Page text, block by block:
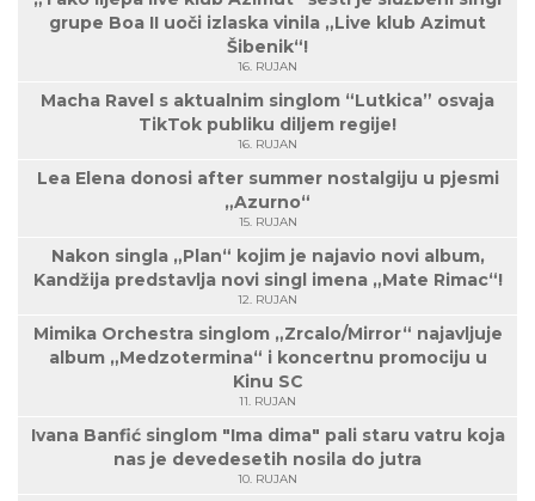
grupe Boa II uoči izlaska vinila „Live klub Azimut
Šibenik“!
16. RUJAN
Macha Ravel s aktualnim singlom “Lutkica” osvaja
TikTok publiku diljem regije!
16. RUJAN
Lea Elena donosi after summer nostalgiju u pjesmi
„Azurno“
15. RUJAN
Nakon singla „Plan“ kojim je najavio novi album,
Kandžija predstavlja novi singl imena „Mate Rimac“!
12. RUJAN
Mimika Orchestra singlom „Zrcalo/Mirror“ najavljuje
album „Medzotermina“ i koncertnu promociju u
Kinu SC
11. RUJAN
Ivana Banfić singlom "Ima dima" pali staru vatru koja
nas je devedesetih nosila do jutra
10. RUJAN